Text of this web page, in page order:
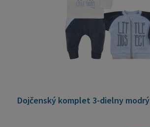
Dojčenský komplet 3-dielny modrý